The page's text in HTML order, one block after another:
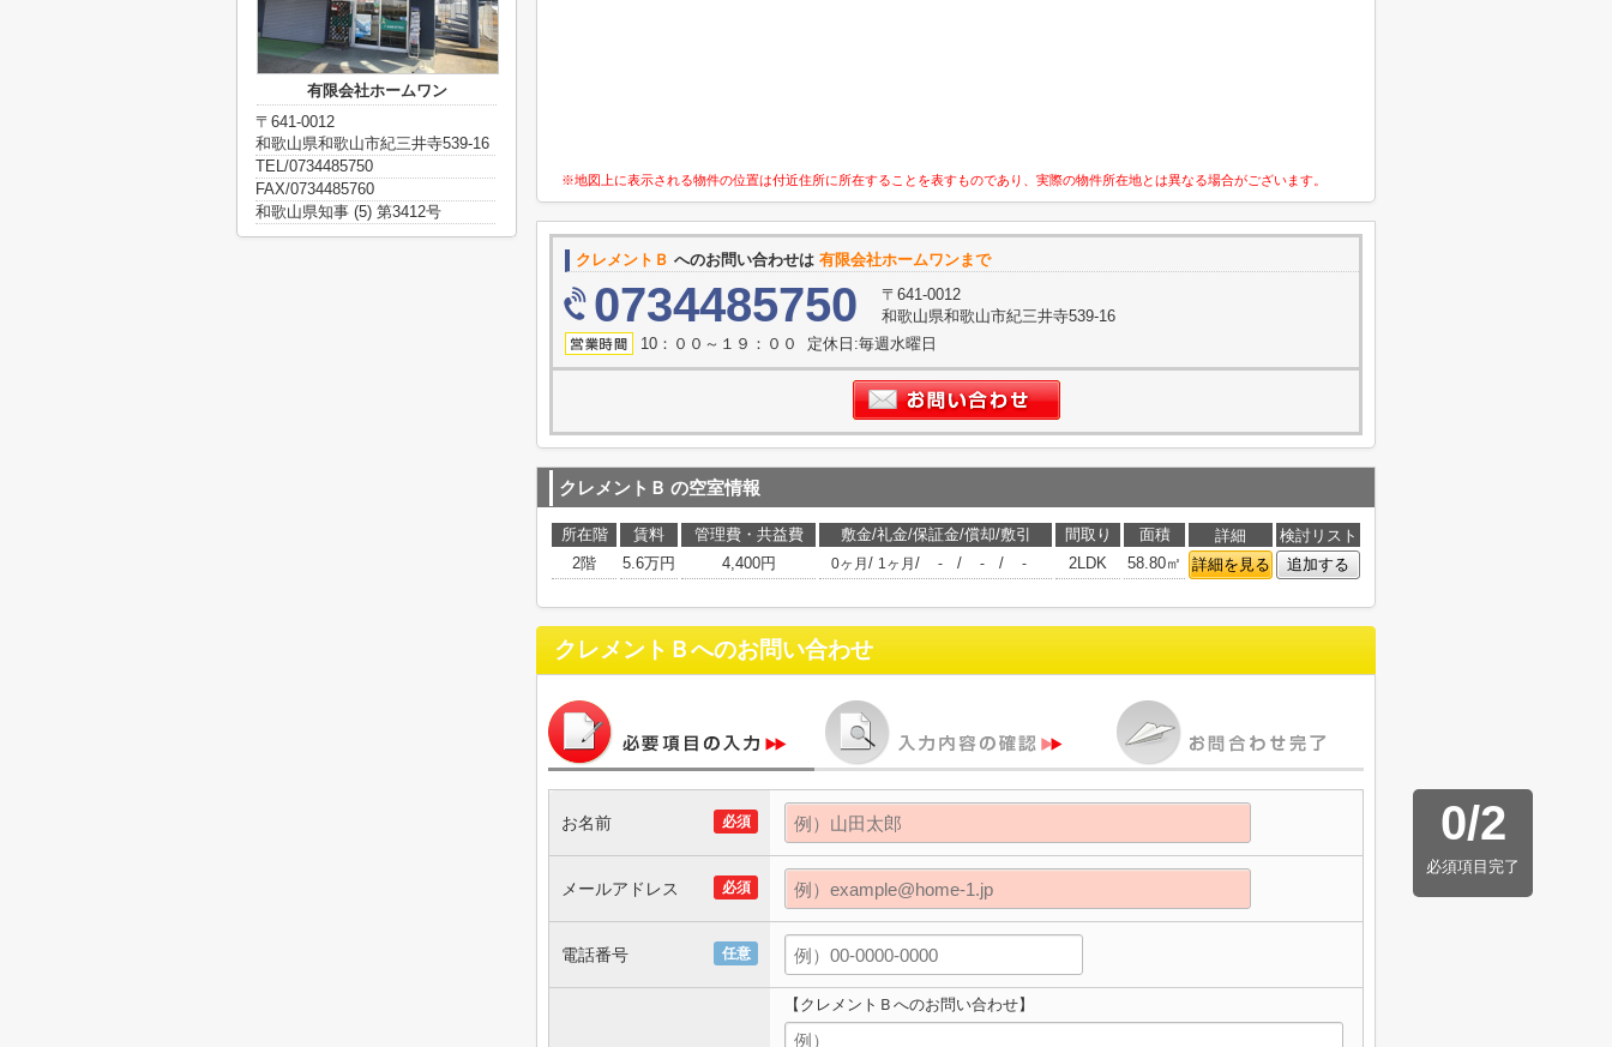
※地図上に表示される物件の位置は付近住所に所在することを表すものであり、実際の物件所在地とは異なる場合がございます。
クレメントＢ へのお問い合わせは 有限会社ホームワンまで
0734485750
〒641-0012
和歌山県和歌山市紀三井寺539-16
10：００～１９：００ 定休日:毎週水曜日
クレメントＢ の空室情報
所在階 賃料 管理費・共益費 敷金/礼金/保証金/償却/敷引 間取り 面積 詳細
検討リスト
2階
5.6万円 4,400円 0ヶ月 / 1ヶ月 / - / - / - 2LDK 58.80㎡ 詳細を見る 追加する
クレメントＢへのお問い合わせ
0/2
必須項目完了
必須
お名前
必須
メールアドレス
任意
電話番号
【クレメントＢへのお問い合わせ】
有限会社ホームワン
〒641-0012
和歌山県和歌山市紀三井寺539-16
TEL/0734485750
FAX/0734485760
和歌山県知事 (5) 第3412号